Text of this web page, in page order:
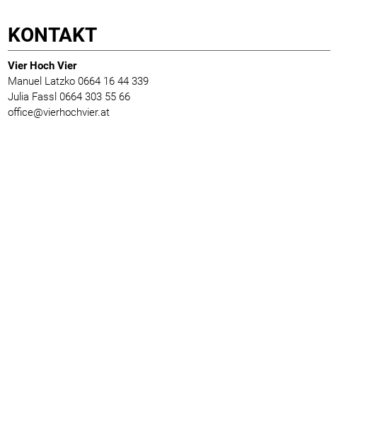
KONTAKT
Vier Hoch Vier
Manuel Latzko 0664 16 44 339
Julia Fassl 0664 303 55 66
office@vierhochvier.at